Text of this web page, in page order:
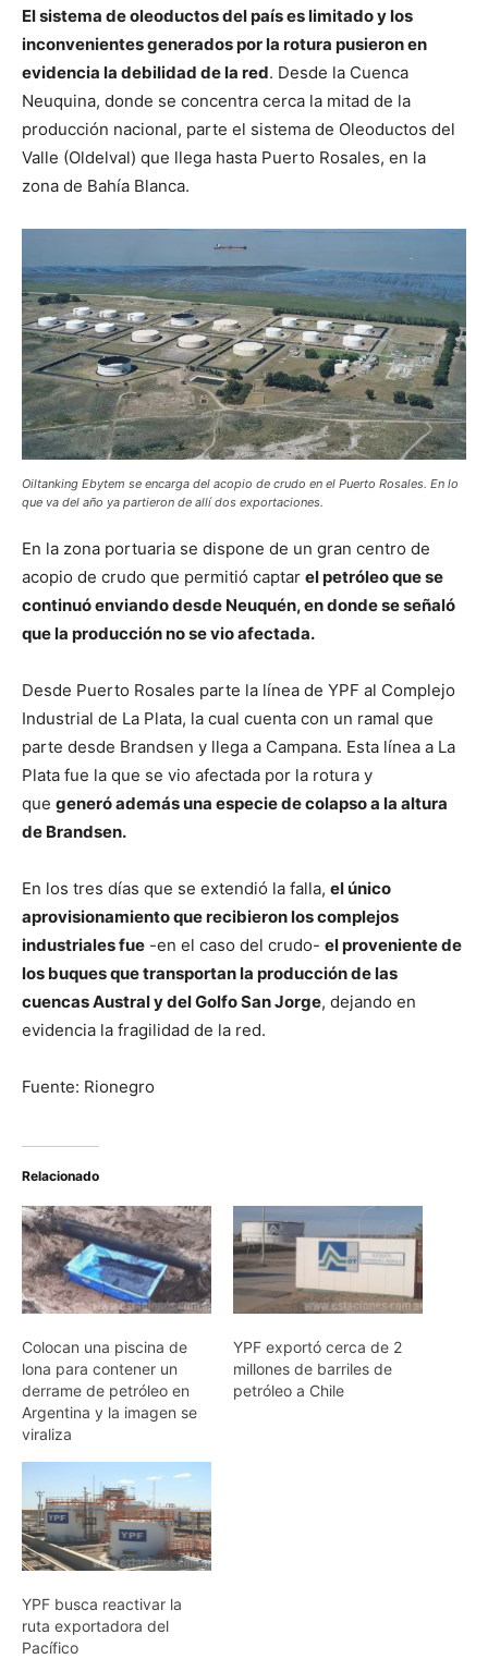
El sistema de oleoductos del país es limitado y los
inconvenientes generados por la rotura pusieron en
evidencia la debilidad de la red. Desde la Cuenca
Neuquina, donde se concentra cerca la mitad de la
producción nacional, parte el sistema de Oleoductos del
Valle (Oldelval) que llega hasta Puerto Rosales, en la
zona de Bahía Blanca.
Oiltanking Ebytem se encarga del acopio de crudo en el Puerto Rosales. En lo
que va del año ya partieron de allí dos exportaciones.
En la zona portuaria se dispone de un gran centro de
acopio de crudo que permitió captar el petróleo que se
continuó enviando desde Neuquén, en donde se señaló
que la producción no se vio afectada.
Desde Puerto Rosales parte la línea de YPF al Complejo
Industrial de La Plata, la cual cuenta con un ramal que
parte desde Brandsen y llega a Campana. Esta línea a La
Plata fue la que se vio afectada por la rotura y
que generó además una especie de colapso a la altura
de Brandsen.
En los tres días que se extendió la falla, el único
aprovisionamiento que recibieron los complejos
industriales fue -en el caso del crudo- el proveniente de
los buques que transportan la producción de las
cuencas Austral y del Golfo San Jorge, dejando en
evidencia la fragilidad de la red.
Fuente: Rionegro
Relacionado
Colocan una piscina de
lona para contener un
derrame de petróleo en
Argentina y la imagen se
viraliza
YPF exportó cerca de 2
millones de barriles de
petróleo a Chile
YPF busca reactivar la
ruta exportadora del
Pacífico